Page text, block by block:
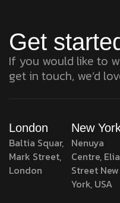
Get
If you would like to
get in touch, we’d
London
Baltia Squar,
Mark Street,
London
New
Nenuya
Centre, Elia
Street New
York, USA